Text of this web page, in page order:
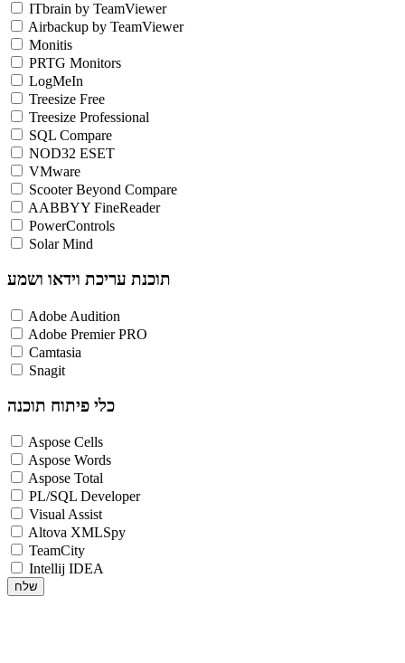
ITbrain by TeamViewer
Airbackup by TeamViewer
Monitis
PRTG Monitors
LogMeIn
Treesize Free
Treesize Professional
SQL Compare
NOD32 ESET
VMware
Scooter Beyond Compare
AABBYY FineReader
PowerControls
Solar Mind
תוכנת עריכת וידאו ושמע
Adobe Audition
Adobe Premier PRO
Camtasia
Snagit
כלי פיתוח תוכנה
Aspose Cells
Aspose Words
Aspose Total
PL/SQL Developer
Visual Assist
Altova XMLSpy
TeamCity
Intellij IDEA